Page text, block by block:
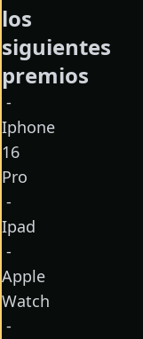
los
siguientes
premios
-
Iphone
16
Pro
-
Ipad
-
Apple
Watch
-